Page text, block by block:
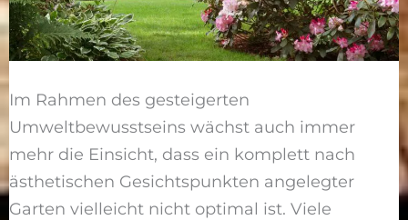
Im Rahmen des gesteigerten
Umweltbewusstseins wächst auch immer
mehr die Einsicht, dass ein komplett nach
ästhetischen Gesichtspunkten angelegter
Garten vielleicht nicht optimal ist. Viele